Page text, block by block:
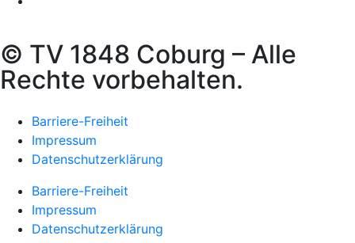
© TV 1848 Coburg – Alle
Rechte vorbehalten.
Barriere-Freiheit
Impressum
Datenschutzerklärung
Barriere-Freiheit
Impressum
Datenschutzerklärung